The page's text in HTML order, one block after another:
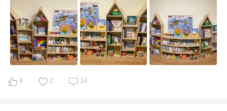
五，二年级的暑假读完了全套的哈利波特，三年级开始各
种哈利波特的周边开始看起来，神奇动物在哪里，诗翁彼
豆故事集等等。另外还特别迷还有《酷虫学校》全系列
，郑渊洁十二生肖全系列
酷虫学校1：吵吵闹闹的甲虫班
对语言比较敏感，认知会早一些，现在宝宝20个月，和成
人交流无障碍，会表达自己的感受，会安慰看护者，时不
时会唱中文英文儿歌，比较简单的那种，身为妈妈已经很
知足了。
4 2 14